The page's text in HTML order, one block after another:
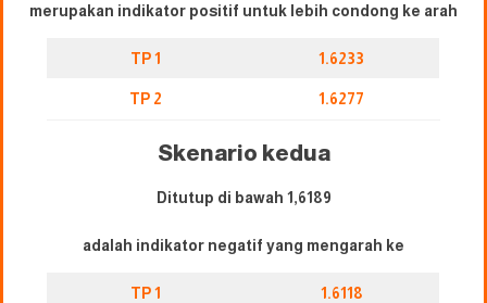
merupakan indikator positif untuk lebih condong ke arah
TP 1 1.6233
TP 2 1.6277
Skenario kedua
Ditutup di bawah 1,6189
adalah indikator negatif yang mengarah ke
TP 1 1.6118